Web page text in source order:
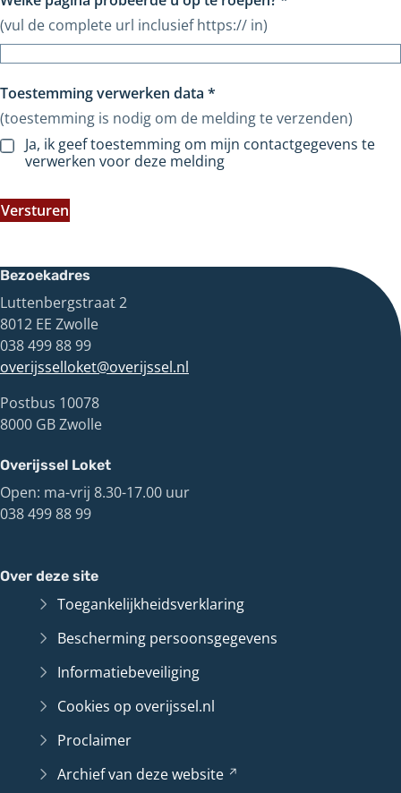
(vul de complete url inclusief https:// in)
Toestemming verwerken data *
(toestemming is nodig om de melding te verzenden)
Ja, ik geef toestemming om mijn contactgegevens te
verwerken voor deze melding
Versturen
Bezoekadres
Luttenbergstraat 2
8012 EE Zwolle
038 499 88 99
overijsselloket@overijssel.nl
Postbus 10078
8000 GB Zwolle
Overijssel Loket
Open: ma-vrij 8.30-17.00 uur
038 499 88 99
Over deze site
Toegankelijkheidsverklaring
Bescherming persoonsgegevens
Informatiebeveiliging
Cookies op overijssel.nl
Proclaimer
Archief van dezewebsite